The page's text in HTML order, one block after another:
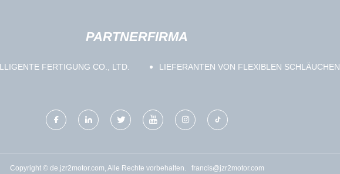
PARTNERFIRMA
FERTIGUNG CO., LTD. LIEFERANTEN VON FLEXIBLEN SCHLÄUCHEN
Copyright © de.jzr2motor.com, Alle Rechte vorbehalten. francis@jzr2motor.com